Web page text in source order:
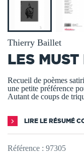
Thierry Baillet
LES
Recueil de poèmes
une petite préférence
Autant de coups de
LIRE LE RÉSUMÉ
Référence : 97305